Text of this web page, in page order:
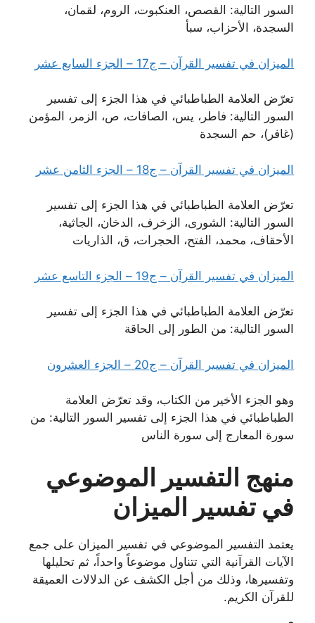
السور التالية: القصص، العنكبوت، الروم، لقمان،
السجدة، الأحزاب، سبأ
الميزان في تفسير القرآن – ج17 – الجزء السابع عشر
تعرّض العلامة الطباطبائي في هذا الجزء إلى تفسير
السور التالية: فاطر، يس، الصافات، ص، الزمر، المؤمن
(غافر)، حم السجدة
الميزان في تفسير القرآن – ج18 – الجزء الثامن عشر
تعرّض العلامة الطباطبائي في هذا الجزء إلى تفسير
السور التالية: الشورى، الزخرف، الدخان، الجاثية،
الأحقاف، محمد، الفتح، الحجرات، ق، الذاريات
الميزان في تفسير القرآن – ج19 – الجزء التاسع عشر
تعرّض العلامة الطباطبائي في هذا الجزء إلى تفسير
السور التالية: من الطور إلى الحاقة
الميزان في تفسير القرآن – ج20 – الجزء العشرون
وهو الجزء الأخير من الكتاب، وقد تعرّض العلامة
الطباطبائي في هذا الجزء إلى تفسير السور التالية: من
سورة المعارج إلى سورة الناس
منهج التفسير الموضوعي
في تفسير الميزان
يعتمد التفسير الموضوعي في تفسير الميزان على جمع
الآيات القرآنية التي تتناول موضوعاً واحداً، ثم تحليلها
وتفسيرها، وذلك من أجل الكشف عن الدلالات العميقة
للقرآن الكريم.